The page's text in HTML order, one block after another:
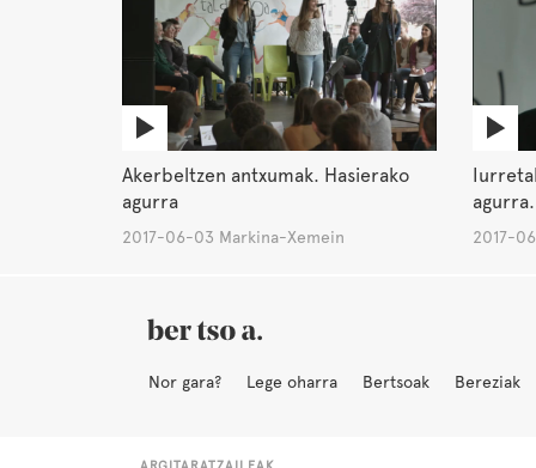
Akerbeltzen antxumak. Hasierako
agurra
2017-06-03 Markina-Xemein
agurra.
2017-
Nor gara? Lege oharra Bertsoak Bereziak